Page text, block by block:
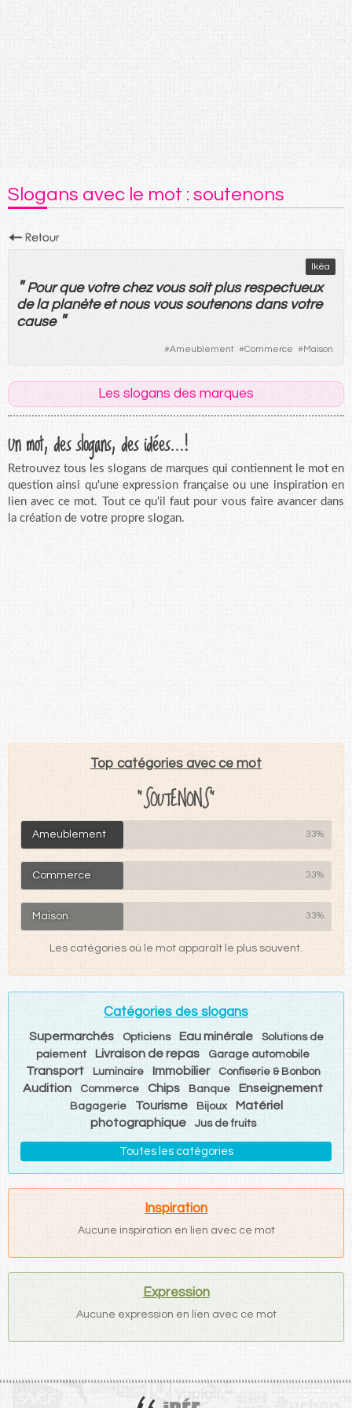
Slogans avec le mot : soutenons
Ikéa
" Pour que votre chez voussoitplus respectueux
de la planète et nous vous soutenons dans votre
cause "
#Ameublement #Commerce #Maison
Les slogans des marques
Un mot, des slogans, des idées...!
Retrouvez tous les slogans de marques qui contiennent le mot en
question ainsi qu'une expression française ou une inspiration en
lien avec ce mot. Tout ce qu'il faut pour vous faire avancer dans
la création de votre propre slogan.
Top catégories avec ce mot
"SOUTENONS"
Ameublement 33%
Commerce 33%
Maison 33%
Les catégories où le mot apparaît le plus souvent.
Catégories des slogans
Supermarchés Opticiens Eau minérale
Solutions de
paiement
Livraison de repas Garage automobile
Transport Luminaire Immobilier Confiserie & Bonbon
Audition Commerce Chips Banque Enseignement
Bagagerie Tourisme Bijoux
Matériel
photographique
Jus de fruits
Toutes les catégories
Inspiration
Aucune inspiration en lien avec ce mot
Expression
Aucune expression en lien avec ce mot